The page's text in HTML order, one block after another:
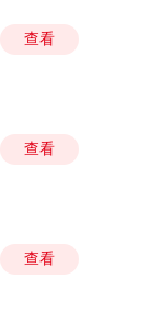
查看
查看
查看